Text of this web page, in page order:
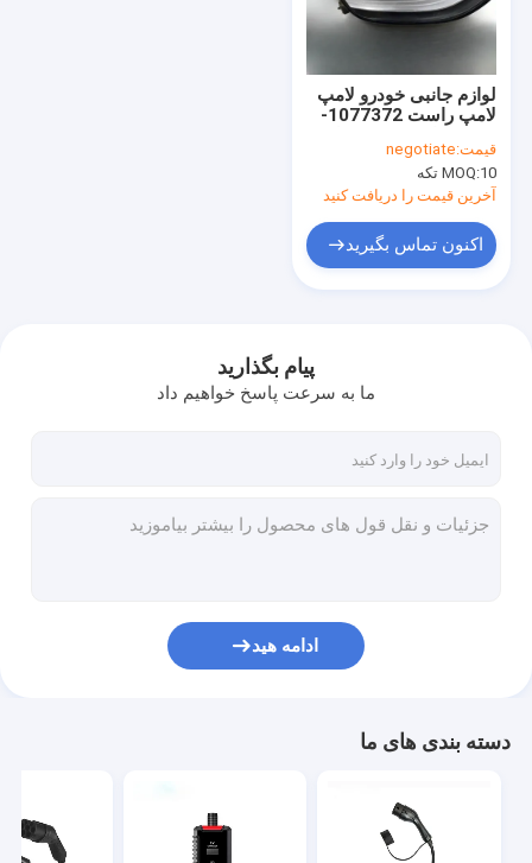
لوازم جانبی خودرو لامپ
لامپ راست 1077372-
2017-2020
قیمت:negotiate
MOQ:10 تکه
آخرین قیمت را دریافت کنید
اکنون تماس بگیرید
پیام بگذارید
ما به سرعت پاسخ خواهیم داد
ادامه هید
دسته بندی های ما